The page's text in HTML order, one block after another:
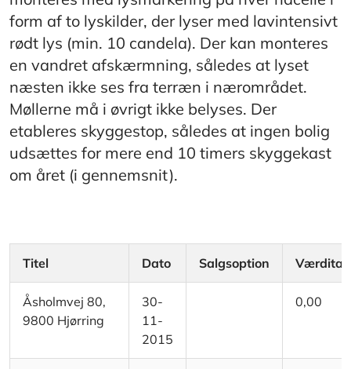
form af to lyskilder, der lyser med lavintensivt
rødt lys (min. 10 candela). Der kan monteres
en vandret afskærmning, således at lyset
næsten ikke ses fra terræn i nærområdet.
Møllerne må i øvrigt ikke belyses. Der
etableres skyggestop, således at ingen bolig
udsættes for mere end 10 timers skyggekast
om året (i gennemsnit).
Titel Dato Salgsoption Værditab
Åsholmvej 80,
9800 Hjørring
30-
11-
2015
0,00